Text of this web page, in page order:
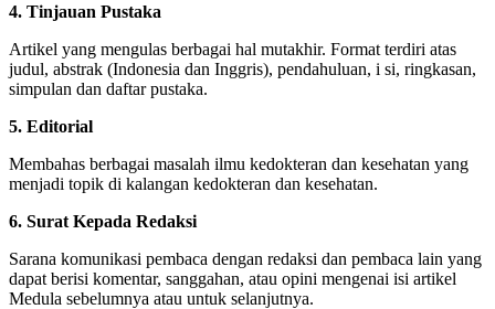
4. Tinjauan Pustaka
Artikel yang mengulas berbagai hal mutakhir. Format terdiri atas
judul, abstrak (Indonesia dan Inggris), pendahuluan, i si, ringkasan,
simpulan dan daftar pustaka.
5. Editorial
Membahas berbagai masalah ilmu kedokteran dan kesehatan yang
menjadi topik di kalangan kedokteran dan kesehatan.
6. Surat Kepada Redaksi
Sarana komunikasi pembaca dengan redaksi dan pembaca lain yang
dapat berisi komentar, sanggahan, atau opini mengenai isi artikel
Medula sebelumnya atau untuk selanjutnya.